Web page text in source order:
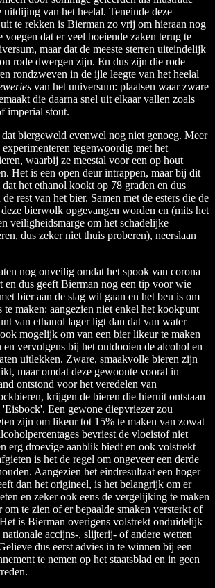
van het heelal. Teneinde deze
te rekken is Bierman zo vrij om hieraan nog
voegen dat er veel boeiende zaken terug te
maar dat de meeste sterren uiteindelijk
rode dwergen zijn. En dus zijn die rode
rondzweven in de ijle leegte van het heelal
van het universum: plaatsen waar zware
die daarna snel uit elkaar vallen zoals
imperial stout.
biergeweld evenwel nog niet genoeg. Meer
tegenwoordig met het
waarbij ze meestal voor een op hout
Het is een open deur intrappen, maar bij dit
dat het ethanol kookt op 78 graden en dus
rest van het bier. Samen met de esters die de
bierwolk opgevangen worden en (mits het
veiligheidsmarge om het schadelijke
dus zeker niet thuis proberen), neerslaan
nog onveilig omdat het spook van corona
en dus geeft Bierman nog een tip voor wie
bier aan de slag wil gaan en het beu is om
maken: aangezien niet enkel het kookpunt
van ethanol lager ligt dan dat van water
mogelijk om van een bier likeur te maken
en vervolgens bij het ontdooien de alcohol en
uitlekken. Zware, smaakvolle bieren zijn
maar omdat deze gewoonte vooral in
ontstond voor het veredelen van
krijgen de bieren die hieruit ontstaan
Een gewone diepvriezer zou
zijn om likeur tot 15% te maken van zowat
bevriest de vloeistof niet
erg droevige aanblik biedt en ook volstrekt
is het de regel om ongeveer een derde
Aangezien het eindresultaat een hoger
dan het origineel, is het belangrijk om er
en zeker ook eens de vergelijking te maken
te zien of er bepaalde smaken versterkt of
is Bierman overigens volstrekt onduidelijk
accijns-, slijterij- of andere wetten
dus eerst advies in te winnen bij een
te nemen op het staatsblad en in geen